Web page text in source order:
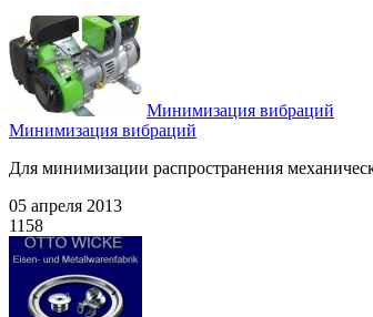
Минимизация вибраций
Минимизация вибраций
Для минимизации распространения
05 апреля 2013
1158